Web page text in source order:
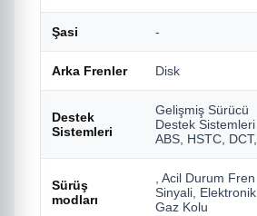
Şasi -
Arka Frenler Disk
Destek
Sistemleri
Gelişmiş Sürücü
Destek Sistemleri
ABS, HSTC, DCT,
Sürüş
modları
, Acil Durum Fren
Sinyali, Elektronik
Gaz Kolu